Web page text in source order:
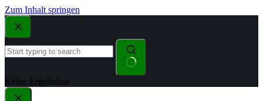
Zum Inhalt springen
Keine Ergebnisse